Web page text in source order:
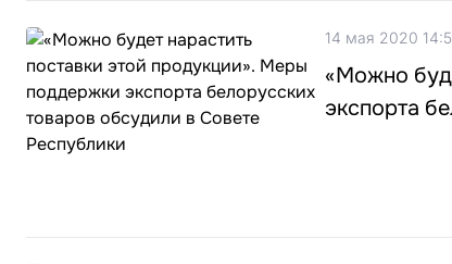
14 мая 2020
«Можно
экспорта